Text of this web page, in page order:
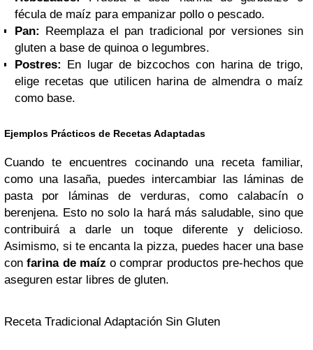
fécula de maíz para empanizar pollo o pescado.
Pan:
Reemplaza el pan tradicional por versiones sin
gluten a base de quinoa o legumbres.
Postres:
En lugar de bizcochos con harina de trigo,
elige recetas que utilicen harina de almendra o maíz
como base.
Ejemplos Prácticos de Recetas Adaptadas
Cuando te encuentres cocinando una receta familiar,
como una lasaña, puedes intercambiar las láminas de
pasta por láminas de verduras, como calabacín o
berenjena. Esto no solo la hará más saludable, sino que
contribuirá a darle un toque diferente y delicioso.
Asimismo, si te encanta la pizza, puedes hacer una base
confarina de maíz o comprar productos pre-hechos que
aseguren estar libres de gluten.
Receta Tradicional Adaptación Sin Gluten